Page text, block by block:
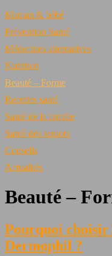
Maman & bébé
Prévention Santé
Médecines alternatives
Nutrition
Beauté – Forme
Recettes santé
Santé de la famille
Santé des seniors
Conseils
Actualités
Beauté –
Pourquoi choisir
Dermophil ?